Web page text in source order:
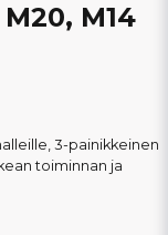
M14
3-painikkeinen
toiminnan ja